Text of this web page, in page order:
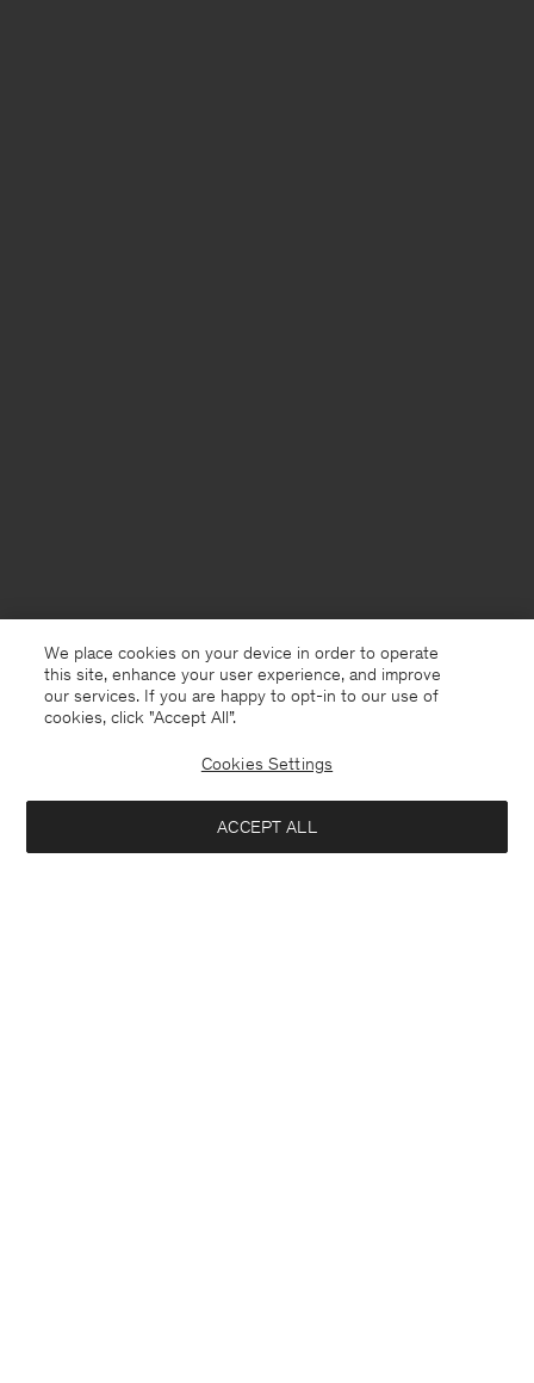
France Deutsch
We place cookies on your device in order to operate
this site, enhance your user experience, and improve
our services. If you are happy to opt-in to our use of
cookies, click "Accept All”.
Cookies Settings
ACCEPT ALL